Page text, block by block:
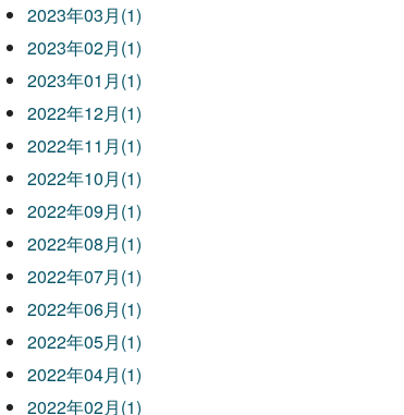
2023年03月(1)
2023年02月(1)
2023年01月(1)
2022年12月(1)
2022年11月(1)
2022年10月(1)
2022年09月(1)
2022年08月(1)
2022年07月(1)
2022年06月(1)
2022年05月(1)
2022年04月(1)
2022年02月(1)